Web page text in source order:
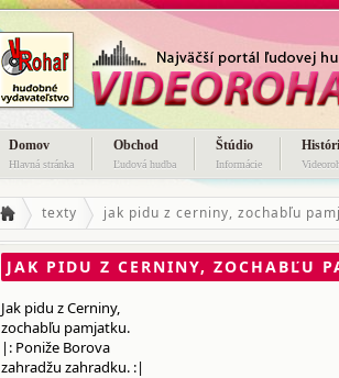
Domov
Hlavná stránka
Obchod
Ľudová hudba
Štúdio
Informácie
texty jak pidu z cerniny, zochabľu
JAK PIDU Z CERNINY, ZOCHABĽU
Jak pidu z Cerniny,
zochabľu pamjatku.
|: Poniže Borova
zahradžu zahradku. :|